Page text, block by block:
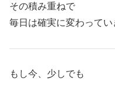
その積み重ねで
毎日は確実に変わってい
もし今、少しでも